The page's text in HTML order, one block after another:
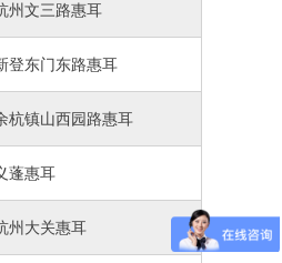
州文三路惠耳
登东门东路惠耳
杭镇山西园路惠耳
蓬惠耳
州大关惠耳